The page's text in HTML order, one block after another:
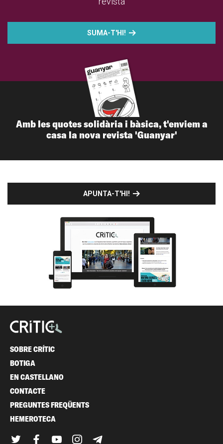
SUMA-T'HI!
Amb les quotes solidària i bàsica, t'enviem a
casa la nova revista 'Guanyar'
APUNTA-T'HI!
SOBRE CRÍTIC
BOTIGA
EN CASTELLANO
CONTACTE
PREGUNTES FREQÜENTS
HEMEROTECA
TwitterFacebook
YouTubeInstagram